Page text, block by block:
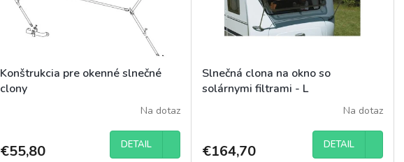
o
v
k
t
Konštrukcia pre okenné slnečné
clony
Na dotaz
€55,80 DETAIL
Slnečná clona na okno so
solárnymi filtrami - L
Na dotaz
€164,70 DETAIL